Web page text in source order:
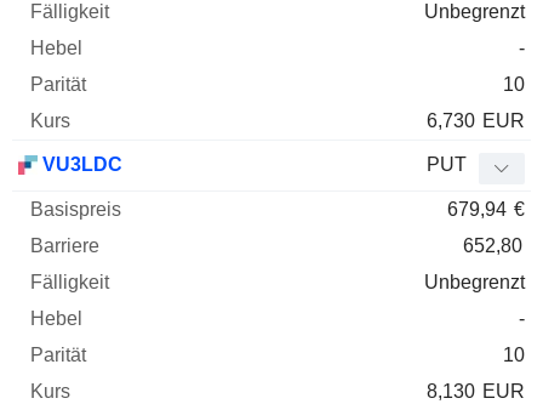
Unbegrenzt
-
10
6,730 EUR
VU3LDC PUT
679,94 €
652,80
Unbegrenzt
-
10
8,130 EUR